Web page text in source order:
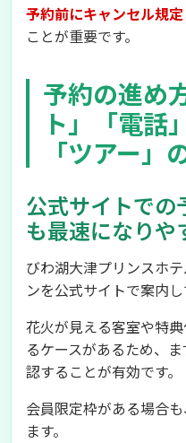
予約前にキャンセル規
ことが重要です。
予約の進め
ト」「電話
「ツアー」
公式サイトでの
も最速になりや
びわ湖大津プリンスホ
ンを公式サイトで案内し
花火が見える客室や特
るケースがあるため、
認することが有効です。
会員限定枠がある場合
ます。